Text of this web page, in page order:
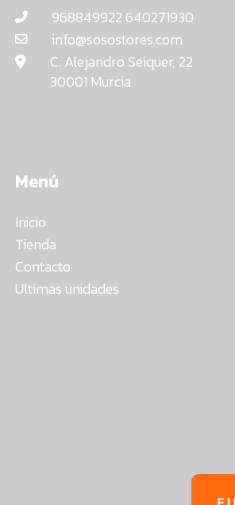
968849922 640271930
info@sosostores.com
C. Alejandro Seiquer, 22
30001 Murcia
Menú
Inicio
Tienda
Contacto
Ultimas unidades